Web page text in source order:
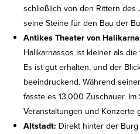
schließlich von den Rittern
seine Steine für den Bau der
Antikes Theater von
Halikarnassos ist kleiner als
Es ist gut erhalten, und der
beeindruckend. Während
fasste es 13.000 Zuschauer.
Veranstaltungen und Konzerte
Altstadt: Direkt hinter der